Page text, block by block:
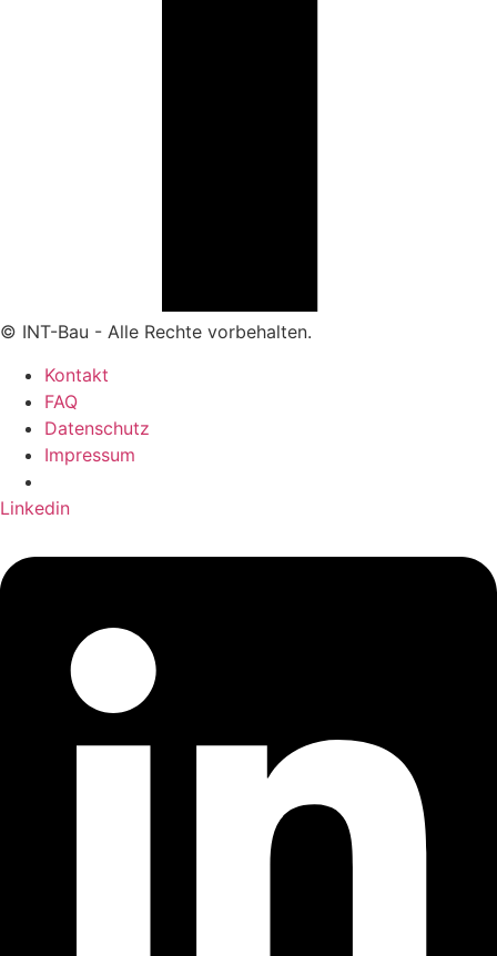
© INT-Bau - Alle Rechte vorbehalten.
Kontakt
FAQ
Datenschutz
Impressum
Linkedin